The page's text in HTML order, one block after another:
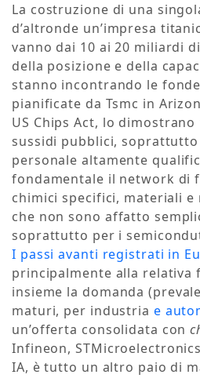
La costruzione di una
d’altronde un’impresa
vanno dai 10 ai 20 miliardi
della posizione e della
stanno incontrando le
pianificate da Tsmc in
US Chips Act, lo
sussidi pubblici, soprattutto
personale altamente
fondamentale il network
chimici specifici, materiali
che non sono affatto
soprattutto per i
I passi avanti registrati in
principalmente alla relativa
insieme la domanda
maturi, per industria e
un’offerta consolidata con
Infineon,
IA, è tutto un altro paio di